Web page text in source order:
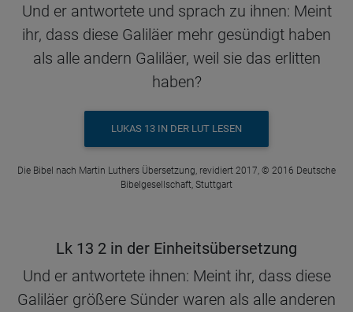
Und er antwortete und sprach zu ihnen: Meint
ihr, dass diese Galiläer mehr gesündigt haben
als alle andern Galiläer, weil sie das erlitten
haben?
LUKAS 13 IN DER LUT LESEN
Die Bibel nach Martin Luthers Übersetzung, revidiert 2017, © 2016 Deutsche
Bibelgesellschaft, Stuttgart
Lk 13 2 in der Einheitsübersetzung
Und er antwortete ihnen: Meint ihr, dass diese
Galiläer größere Sünder waren als alle anderen